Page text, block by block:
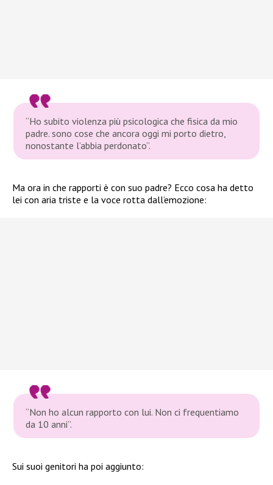
“Ho subito violenza più psicologica che fisica da mio
padre. sono cose che ancora oggi mi porto dietro,
nonostante l’abbia perdonato”.
Ma ora in che rapporti è con suo padre? Ecco cosa ha detto
lei con aria triste e la voce rotta dall’emozione:
“Non ho alcun rapporto con lui. Non ci frequentiamo
da 10 anni”.
Sui suoi genitori ha poi aggiunto: